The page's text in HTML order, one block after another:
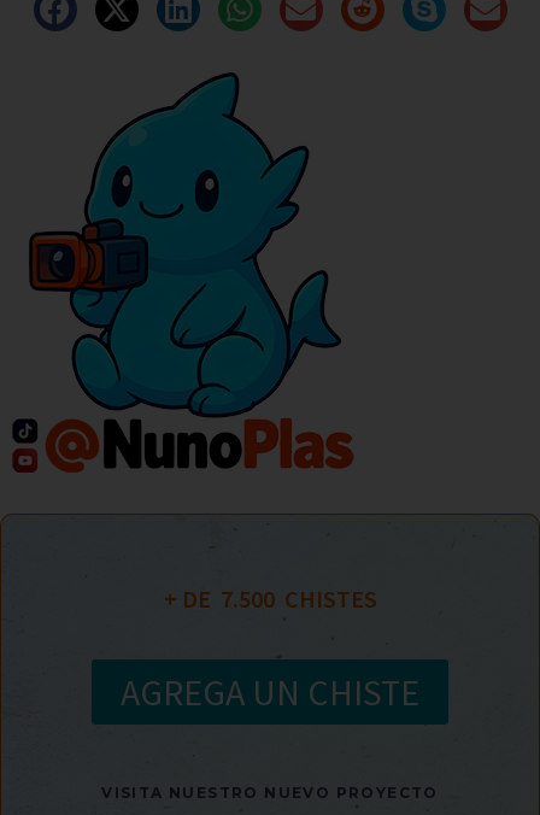
+ DE 7.500
  CHISTES
AGREGA UN CHISTE
VISITA NUESTRO NUEVO PROYECTO